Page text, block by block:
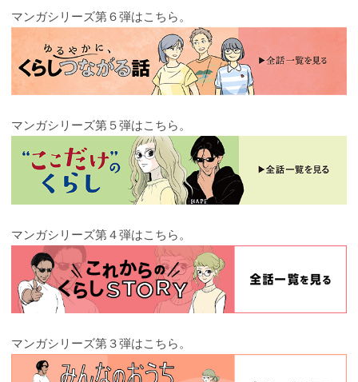
マンガシリーズ第６弾はこちら。
マンガシリーズ第５弾はこちら。
マンガシリーズ第４弾はこちら。
マンガシリーズ第３弾はこちら。